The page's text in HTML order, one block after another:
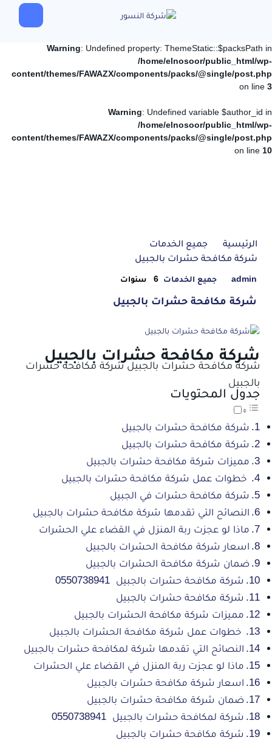
Warning: Undefined property: ThemeStatic::$packsPath in
/home/elnosoor/public_html/wp-
content/themes/FAWAZX/components/packs/@single/post.php
on line 3
Warning: Undefined variable $author_id in
/home/elnosoor/public_html/wp-
content/themes/FAWAZX/components/packs/@single/post.php
on line 10
الرئيسية
جميع الخدمات
شركة مكافحة حشرات بالجبيل
admin جميع الخدمات 6 سنوات
شركة مكافحة حشرات بالجبيل
شركة مكافحة حشرات بالجبيل
شركة مكافحة حشرات بالجبيل شركة مكافحة حشرات
بالجبيل
جدول المحتويات
شركة مكافحة حشرات بالجبيل
شركة مكافحة حشرات بالجبيل
مميزات شركة مكافحة حشرات بالجبيل
خطوات عمل شركة مكافحة حشرات بالجبيل
شركة مكافحة حشرات في الجبيل
النصائح التي تقدمها شركة مكافحة حشرات بالجبيل
ماذا لو عجزت ربة المنزل في القضاء علي الحشرات
اسعار شركة مكافحة الحشرات بالجبيل
ضمان شركة مكافحة الحشرات بالجبيل
شركة مكافحة حشرات بالجبيل 0550738941
شركة مكافحة حشرات بالجبيل
مميزات شركة مكافحة الحشرات بالجبيل
خطوات عمل شركة مكافحة الحشرات بالجبيل
النصائح التي تقدمها شركة لمكافحة حشرات بالجبيل
ماذا لو عجزت ربة المنزل في القضاء علي الحشرات
اسعار شركة مكافحة حشرات بالجبيل
ضمان شركة مكافحة حشرات بالجبيل
شركة لمكافحة حشرات بالجبيل 0550738941
شركة مكافحة حشرات بالجبيل